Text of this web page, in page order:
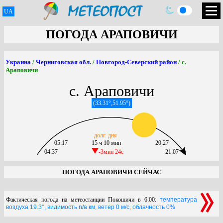
UA
ПОГОДА АРАПОВИЧИ
Украина / Черниговская обл. / Новгород-Северский район / с.
Араповичи
с. Араповичи
(33.31°,51.95°)
04:37
05:17
15 ч 10 мин
-3мин 24c
долг. дня
21:07
20:27
ПОГОДА АРАПОВИЧИ СЕЙЧАС
Фактическая погода на метеостанции Покошичи в 6:00: температура
воздуха 19.3°, видимость n/a км, ветер 0 м/с, облачность 0%